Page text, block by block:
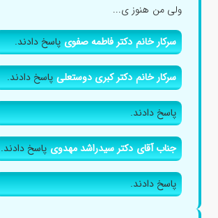
ولی من هنوز ی...
سرکار خانم دکتر فاطمه صفویپاسخ دادند.
سرکار خانم دکتر کبری دوستعلیپاسخ دادند.
پاسخ دادند.
جناب آقای دکتر سیدراشد مهدویپاسخ دادند.
پاسخ دادند.